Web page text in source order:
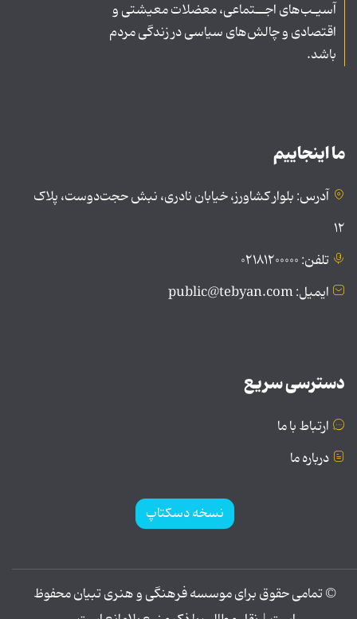
آسیـب‌های اجــتماعی، معضلات معیشتی و
اقتصادی و چالش‌های سیاسی در زندگی مردم
باشد.
ما اینجاییم
آدرس: بلوار کشاورز، خیابان نادری، نبش حجت‌دوست، پلاک
۱۲
تلفن: ۰۲۱۸۱۲۰۰۰۰۰
ایمیل: public@tebyan.com
دسترسی سریع
ارتباط با ما
درباره ما
نسخه دسکتاپ
© تمامی حقوق برای موسسه فرهنگی و هنری تبیان محفوظ